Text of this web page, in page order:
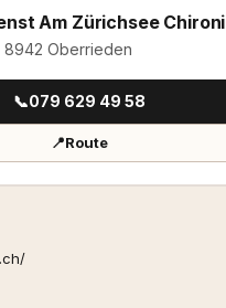
Am Zürichsee Chironi
8942 Oberrieden
📞079 629 49 58
📍Route